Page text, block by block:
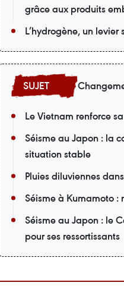
grâce aux produits
L’hydrogène, un
Le Vietnam renforce
Séisme au Japon : la
situation stable
Pluies diluviennes
Séisme à Kumamoto :
Séisme au Japon : le
pour ses ressortissants